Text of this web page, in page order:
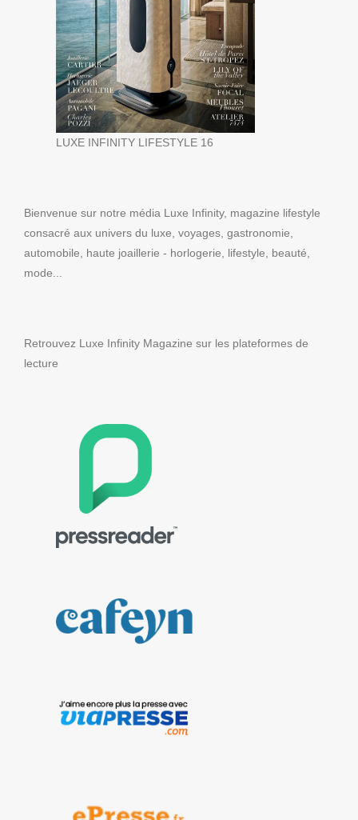
LUXE INFINITY LIFESTYLE 16
Bienvenue sur notre média Luxe Infinity, magazine lifestyle
consacré aux univers du luxe, voyages, gastronomie,
automobile, haute joaillerie - horlogerie, lifestyle, beauté,
mode...
Retrouvez Luxe Infinity Magazine sur les plateformes de
lecture